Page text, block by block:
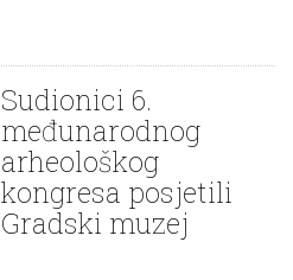
Sudionici 6.
međunarodnog
arheološkog
kongresa posjetili
Gradski muzej